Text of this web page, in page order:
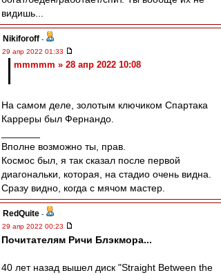
видишь...
Nikiforoff -
29 апр 2022 01:33
mmmmm » 28 апр 2022 10:08
На самом деле, золотым ключиком Спартака
Карреры был Фернандо.
Вполне возможно ты, прав.
Космос был, я так сказал после первой
диагональки, которая, на стадио очень видна.
Сразу видно, когда с мячом мастер.
RedQuite -
29 апр 2022 00:23
Почитателям Ричи Блэкмора...
40 лет назад вышел диск "Straight Between the